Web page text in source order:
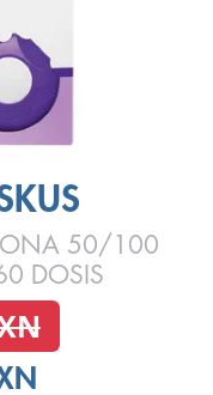
50/100
DOSIS